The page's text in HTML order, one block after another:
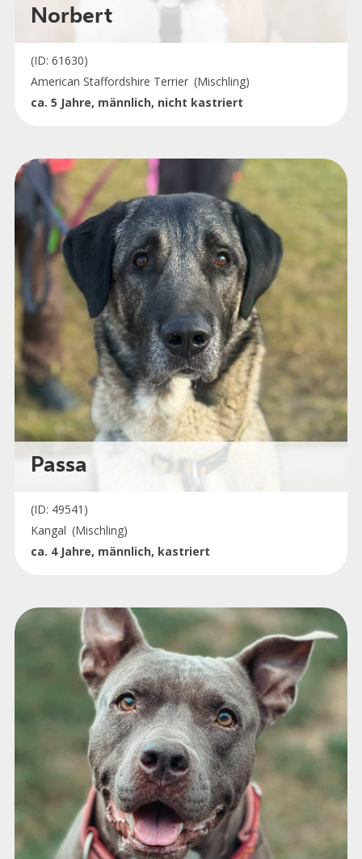
Norbert
(ID: 61630)
American Staffordshire Terrier (Mischling)
ca. 5 Jahre, männlich, nicht kastriert
Passa
(ID: 49541)
Kangal (Mischling)
ca. 4 Jahre, männlich, kastriert